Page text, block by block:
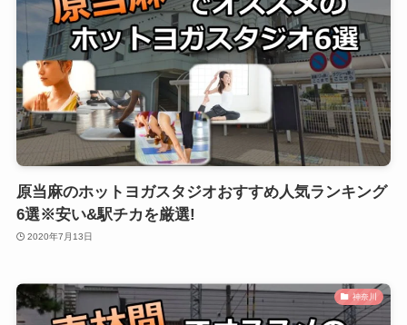
原当麻のホットヨガスタジオおすすめ人気ランキング
6選※安い&駅チカを厳選!
2020年7月13日
神奈川